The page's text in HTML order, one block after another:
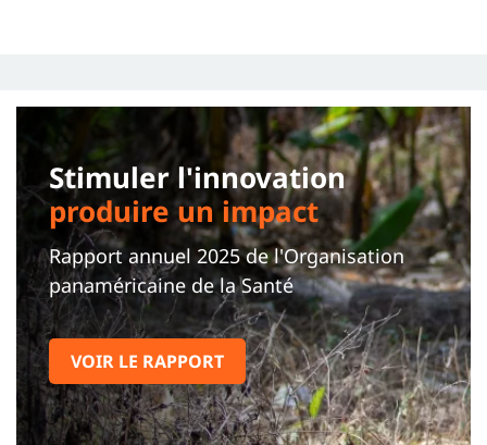
Stimuler l'innovation
produire un impact
Rapport annuel 2025 de l'Organisation
panaméricaine de la Santé
VOIR LE RAPPORT